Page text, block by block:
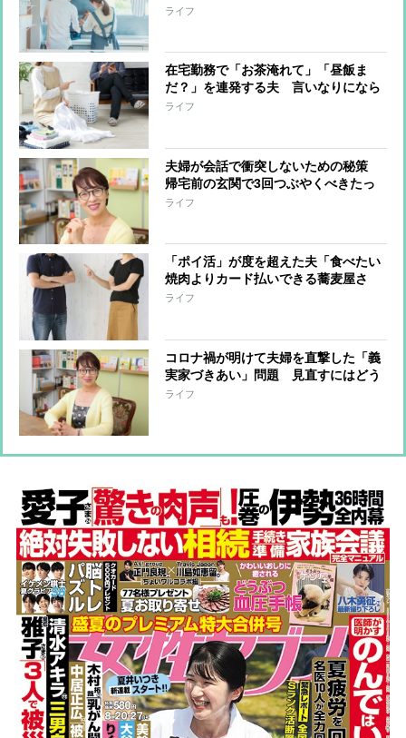
く“愛情ポイント”
ライフ
在宅勤務で「お茶淹れて」「昼飯ま
だ？」を連発する夫 言いなりになら
ないために妻がすべきこと
ライフ
夫婦が会話で衝突しないための秘策
帰宅前の玄関で3回つぶやくべきたっ
た2文字の言葉
ライフ
「ポイ活」が度を超えた夫「食べたい
焼肉よりカード払いできる蕎麦屋さ
ん」、うんざりした妻がとるべき行動
ライフ
コロナ禍が明けて夫婦を直撃した「義
実家づきあい」問題 見直すにはどう
したらいいのか？
ライフ